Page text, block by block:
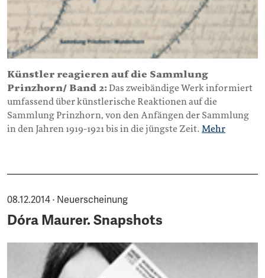
Künstler reagieren auf die Sammlung
Prinzhorn/ Band 2: Das zweibändige Werk informiert
umfassend über künstlerische Reaktionen auf die
Sammlung Prinzhorn, von den Anfängen der Sammlung
in den Jahren 1919-1921 bis in die jüngste Zeit. Mehr
08.12.2014 · Neuerscheinung
Dóra Maurer. Snapshots